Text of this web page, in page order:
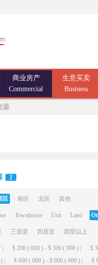
商业房产
Commercial
生意买卖
Business
源
2
区 南区 北区 其他
Townhouse Unit Land
三居室 四居室 四室以上
$ 200 ( 000 ) - $ 300 ( 000 ) | $
|
$ 600 ( 000 ) - $ 800 ( 000 ) | $